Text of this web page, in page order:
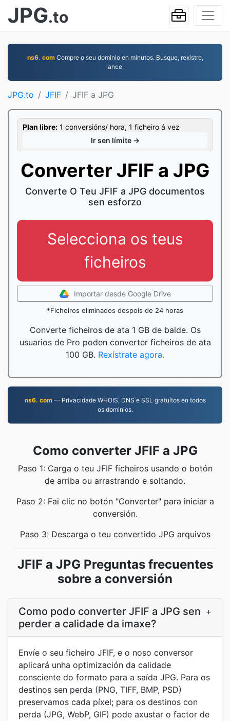
JPG.to
ns6. comCompre o seu dominio en minutos. Busque, rexistre,
lance.
JPG.to JFIF JFIF a JPG
Plan libre: 1 conversións/ hora, 1 ficheiro á vez
Ir sen límite →
Converter JFIF a JPG
Converte O Teu JFIF a JPG documentos
sen esforzo
Selecciona os teus
ficheiros
Importar desde Google Drive
*Ficheiros eliminados despois de 24 horas
Converte ficheiros de ata 1 GB de balde. Os
usuarios de Pro poden converter ficheiros de ata
100 GB. Rexístrate agora.
ns6. com— Privacidade WHOIS, DNS e SSL gratuítos en todos
os dominios.
Como converter JFIF a JPG
Paso 1: Carga o teu JFIF ficheiros usando o botón
de arriba ou arrastrando e soltando.
Paso 2: Fai clic no botón "Converter" para iniciar a
conversión.
Paso 3: Descarga o teu convertido JPG arquivos
JFIF a JPG Preguntas frecuentes
sobre a conversión
Como podo converter JFIF a JPG sen
perder a calidade da imaxe?
+
Envíe o seu ficheiro JFIF, e o noso conversor
aplicará unha optimización da calidade
consciente do formato para a saída JPG. Para os
destinos sen perda (PNG, TIFF, BMP, PSD)
preservamos cada píxel; para os destinos con
perda (JPG, WebP, GIF) pode axustar o factor de